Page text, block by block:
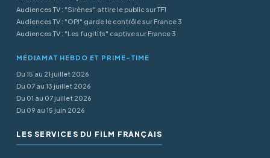
Audiences TV : "Sirènes" attire le public sur TF1
Audiences TV : "OPJ" garde le contrôle sur France 3
Audiences TV : "Les fugitifs" captive sur France 3
MÉDIAMAT HEBDO ET PRIME-TIME
Du 15 au 21 juillet 2026
Du 07 au 13 juillet 2026
Du 01 au 07 juillet 2026
Du 09 au 15 juin 2026
LES SERVICES DU FILM FRANÇAIS